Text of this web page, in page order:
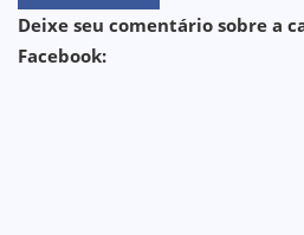
Deixe seu comentário sobre a
Facebook: